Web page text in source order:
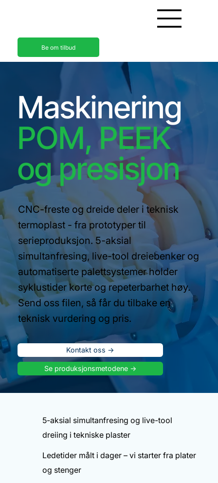
Be om tilbud
Maskinering
POM, PEEK
og presisjon
CNC-freste og dreide deler i teknisk
termoplast - fra prototyper til
serieproduksjon. 5-aksial
simultanfresing, live-tool dreiebenker og
automatiserte palettsystemer holder
syklustider korte og repeterbarhet høy.
Send oss filen, så får du tilbake en
teknisk vurdering og pris.
Kontakt oss ->
Se produksjonsmetodene ->
5-aksial simultanfresing og live-tool
dreiing i tekniske plaster
Ledetider målt i dager – vi starter fra plater
og stenger